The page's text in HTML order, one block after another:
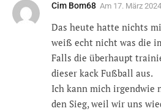
Cim Bom68 Am 17. März
Das heute hatte nichts
weiß echt nicht was die
Falls die überhaupt
dieser kack Fußball aus.
Ich kann mich irgendwie
den Sieg, weil wir uns